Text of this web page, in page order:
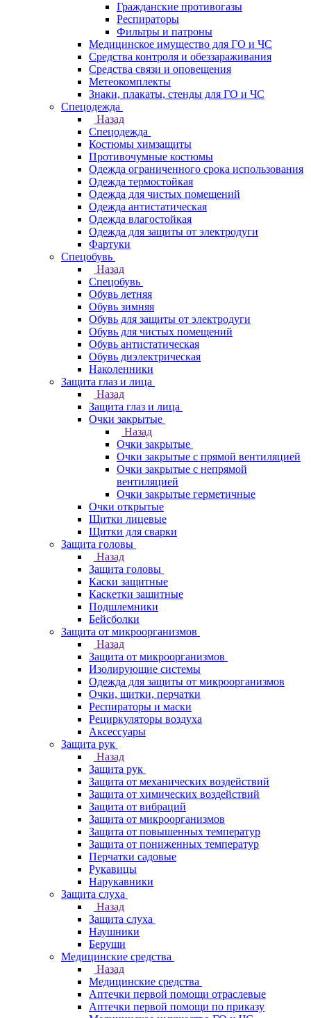
Гражданские противогазы
Респираторы
Фильтры и патроны
Медицинское имущество для ГО и ЧС
Средства контроля и обеззараживания
Средства связи и оповещения
Метеокомплекты
Знаки, плакаты, стенды для ГО и ЧС
Спецодежда
Назад
Спецодежда
Костюмы химзащиты
Противочумные костюмы
Одежда ограниченного срока использования
Одежда термостойкая
Одежда для чистых помещений
Одежда антистатическая
Одежда влагостойкая
Одежда для защиты от электродуги
Фартуки
Спецобувь
Назад
Спецобувь
Обувь летняя
Обувь зимняя
Обувь для защиты от электродуги
Обувь для чистых помещений
Обувь антистатическая
Обувь диэлектрическая
Наколенники
Защита глаз и лица
Назад
Защита глаз и лица
Очки закрытые
Назад
Очки закрытые
Очки закрытые с прямой вентиляцией
Очки закрытые с непрямой
вентиляцией
Очки закрытые герметичные
Очки открытые
Щитки лицевые
Щитки для сварки
Защита головы
Назад
Защита головы
Каски защитные
Каскетки защитные
Подшлемники
Бейсболки
Защита от микроорганизмов
Назад
Защита от микроорганизмов
Изолирующие системы
Одежда для защиты от микроорганизмов
Очки, щитки, перчатки
Респираторы и маски
Рециркуляторы воздуха
Аксессуары
Защита рук
Назад
Защита рук
Защита от механических воздействий
Защита от химических воздействий
Защита от вибраций
Защита от микроорганизмов
Защита от повышенных температур
Защита от пониженных температур
Перчатки садовые
Рукавицы
Нарукавники
Защита слуха
Назад
Защита слуха
Наушники
Беруши
Медицинские средства
Назад
Медицинские средства
Аптечки первой помощи отраслевые
Аптечки первой помощи по приказу